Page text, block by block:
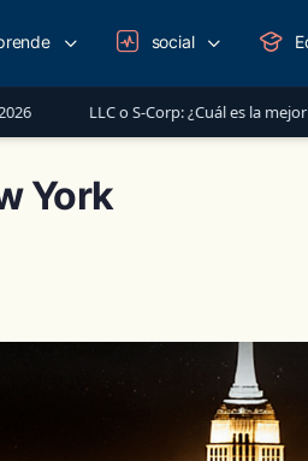
o S-Corp: ¿Cuál es la mejor opción para
social
York